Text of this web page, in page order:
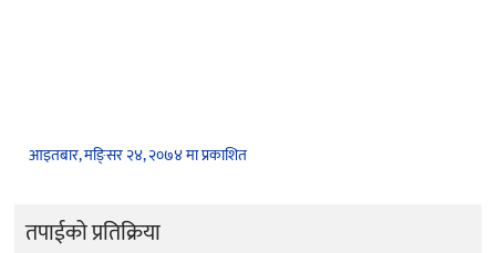
आइतबार, मङि्सर २४, २०७४ मा प्रकाशित
तपाईको प्रतिक्रिया